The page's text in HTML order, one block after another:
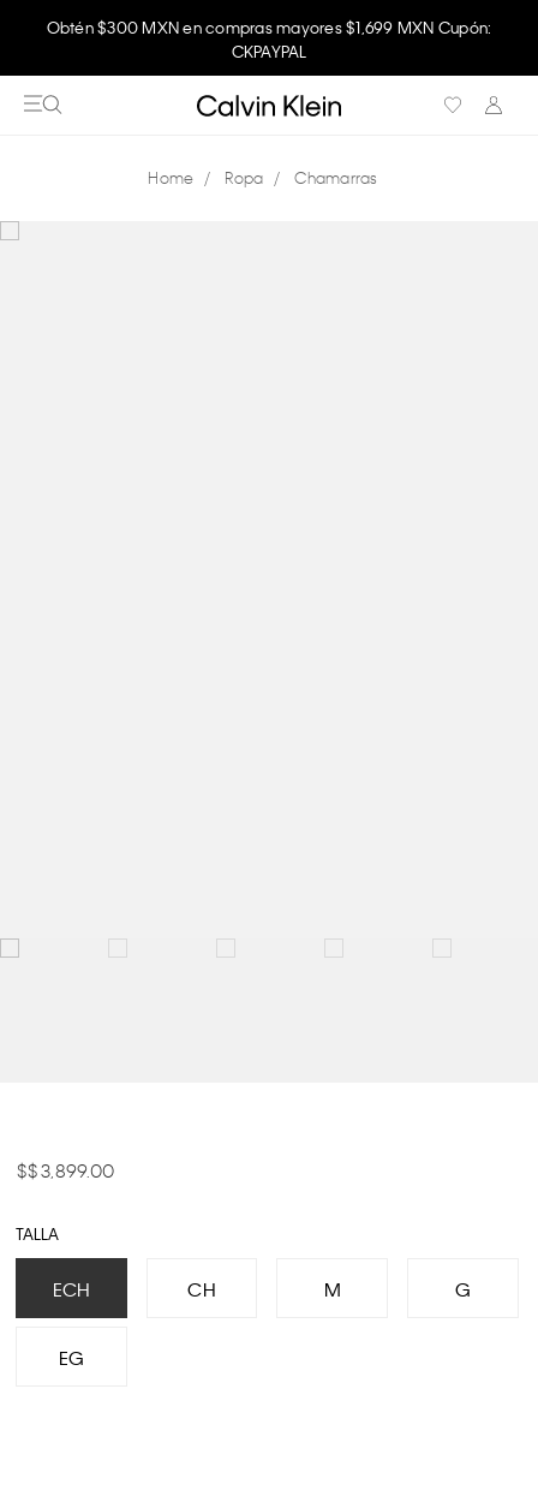
Obtén $300 MXN en compras mayores $1,699 MXN Cupón:
CKPAYPAL
Ropa Chamarras
$ 3,899.00
TALLA
ECH CH M G
EG